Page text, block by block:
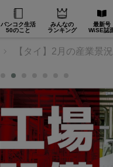
バンコク生活
50のこと
みんなの
ランキング
最新号
WiSE誌
【タイ】2月の産業景